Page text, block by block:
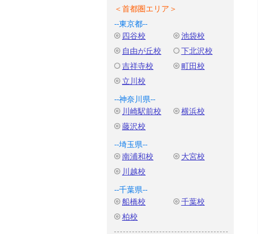
＜首都圏エリア＞
--東京都--
四谷校
池袋校
自由が丘校
下北沢校
吉祥寺校
町田校
立川校
--神奈川県--
川崎駅前校
横浜校
藤沢校
--埼玉県--
南浦和校
大宮校
川越校
--千葉県--
船橋校
千葉校
柏校